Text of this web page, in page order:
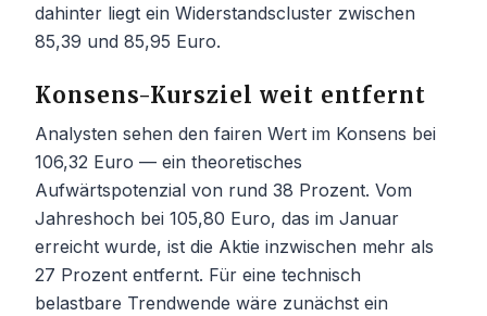
dahinter liegt ein Widerstandscluster zwischen
85,39 und 85,95 Euro.
Konsens-Kursziel weit entfernt
Analysten sehen den fairen Wert im Konsens bei
106,32 Euro — ein theoretisches
Aufwärtspotenzial von rund 38 Prozent. Vom
Jahreshoch bei 105,80 Euro, das im Januar
erreicht wurde, ist die Aktie inzwischen mehr als
27 Prozent entfernt. Für eine technisch
belastbare Trendwende wäre zunächst ein